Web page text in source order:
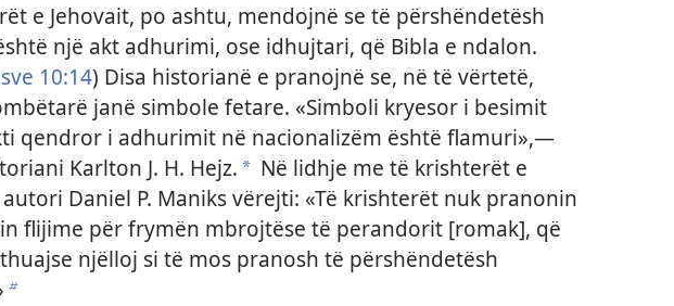
e Jehovait, po ashtu, mendojnë se të përshëndetësh
një akt adhurimi, ose idhujtari, që Bibla e ndalon.
10:14) Disa historianë e pranojnë se, në të vërtetë,
janë simbole fetare. «Simboli kryesor i besimit
qendror i adhurimit në nacionalizëm është flamuri»,—
Karlton J. H. Hejz. a Në lidhje me të krishterët e
Daniel P. Maniks vërejti: «Të krishterët nuk pranonin
flijime për frymën mbrojtëse të perandorit [romak], që
njëlloj si të mos pranosh të përshëndetësh
b